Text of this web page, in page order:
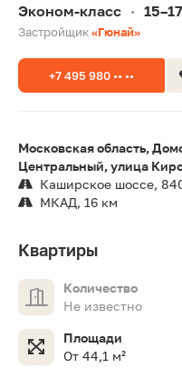
Эконом-класс •
Застройщик«Гюнай»
+7 495 980 •• ••
Московская область,
Центральный, улица
Каширское шоссе,
МКАД, 16 км
Квартиры
Количество
Не известно
Площади
От 44,1 м²